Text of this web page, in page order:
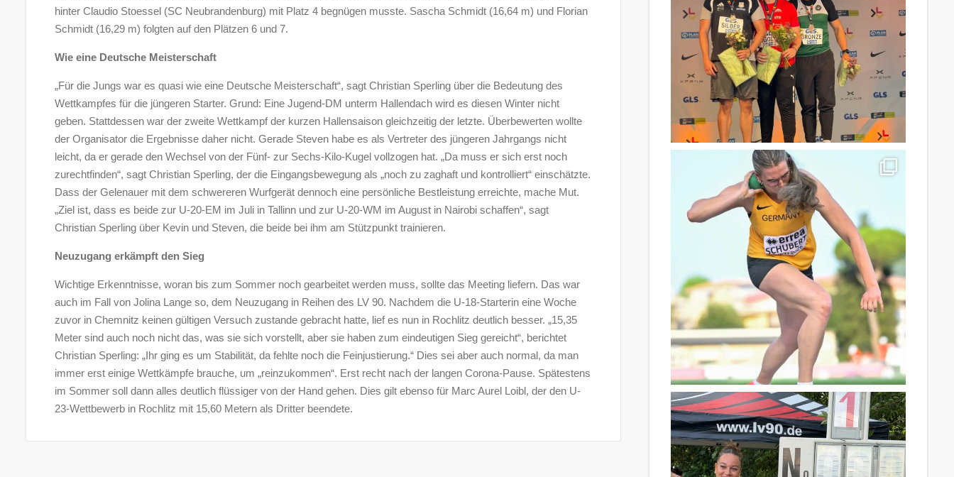
hinter Claudio Stoessel (SC Neubrandenburg) mit Platz 4 begnügen musste. Sascha Schmidt (16,64 m) und Florian
Schmidt (16,29 m) folgten auf den Plätzen 6 und 7.
Wie eine Deutsche Meisterschaft
„Für die Jungs war es quasi wie eine Deutsche Meisterschaft“, sagt Christian Sperling über die Bedeutung des
Wettkampfes für die jüngeren Starter. Grund: Eine Jugend-DM unterm Hallendach wird es diesen Winter nicht
geben. Stattdessen war der zweite Wettkampf der kurzen Hallensaison gleichzeitig der letzte. Überbewerten wollte
der Organisator die Ergebnisse daher nicht. Gerade Steven habe es als Vertreter des jüngeren Jahrgangs nicht
leicht, da er gerade den Wechsel von der Fünf- zur Sechs-Kilo-Kugel vollzogen hat. „Da muss er sich erst noch
zurechtfinden“, sagt Christian Sperling, der die Eingangsbewegung als „noch zu zaghaft und kontrolliert“ einschätzte.
Dass der Gelenauer mit dem schwereren Wurfgerät dennoch eine persönliche Bestleistung erreichte, mache Mut.
„Ziel ist, dass es beide zur U-20-EM im Juli in Tallinn und zur U-20-WM im August in Nairobi schaffen“, sagt
Christian Sperling über Kevin und Steven, die beide bei ihm am Stützpunkt trainieren.
Neuzugang erkämpft den Sieg
Wichtige Erkenntnisse, woran bis zum Sommer noch gearbeitet werden muss, sollte das Meeting liefern. Das war
auch im Fall von Jolina Lange so, dem Neuzugang in Reihen des LV 90. Nachdem die U-18-Starterin eine Woche
zuvor in Chemnitz keinen gültigen Versuch zustande gebracht hatte, lief es nun in Rochlitz deutlich besser. „15,35
Meter sind auch noch nicht das, was sie sich vorstellt, aber sie haben zum eindeutigen Sieg gereicht“, berichtet
Christian Sperling: „Ihr ging es um Stabilität, da fehlte noch die Feinjustierung.“ Dies sei aber auch normal, da man
immer erst einige Wettkämpfe brauche, um „reinzukommen“. Erst recht nach der langen Corona-Pause. Spätestens
im Sommer soll dann alles deutlich flüssiger von der Hand gehen. Dies gilt ebenso für Marc Aurel Loibl, der den U-
23-Wettbewerb in Rochlitz mit 15,60 Metern als Dritter beendete.